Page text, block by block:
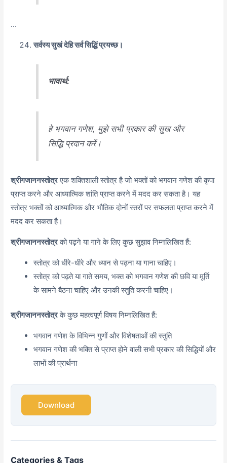
...
सर्वस्य सुखं देहि सर्व सिद्धिं प्रयच्छ।
भावार्थ:
हे भगवान गणेश, मुझे सभी प्रकार की सुख और
सिद्धि प्रदान करें।
श्रीगजाननस्तोत्रएक शक्तिशाली स्तोत्र है जो भक्तों को भगवान गणेश की कृपा
प्राप्त करने और आध्यात्मिक शांति प्राप्त करने में मदद कर सकता है। यह
स्तोत्र भक्तों को आध्यात्मिक और भौतिक दोनों स्तरों पर सफलता प्राप्त करने में
मदद कर सकता है।
श्रीगजाननस्तोत्रको पढ़ने या गाने के लिए कुछ सुझाव निम्नलिखित हैं:
स्तोत्र को धीरे-धीरे और ध्यान से पढ़ना या गाना चाहिए।
स्तोत्र को पढ़ते या गाते समय, भक्त को भगवान गणेश की छवि या मूर्ति
के सामने बैठना चाहिए और उनकी स्तुति करनी चाहिए।
श्रीगजाननस्तोत्रके कुछ महत्वपूर्ण विषय निम्नलिखित हैं:
भगवान गणेश के विभिन्न गुणों और विशेषताओं की स्तुति
भगवान गणेश की भक्ति से प्राप्त होने वाली सभी प्रकार की सिद्धियों और
लाभों की प्रार्थना
Download
Categories & Tags